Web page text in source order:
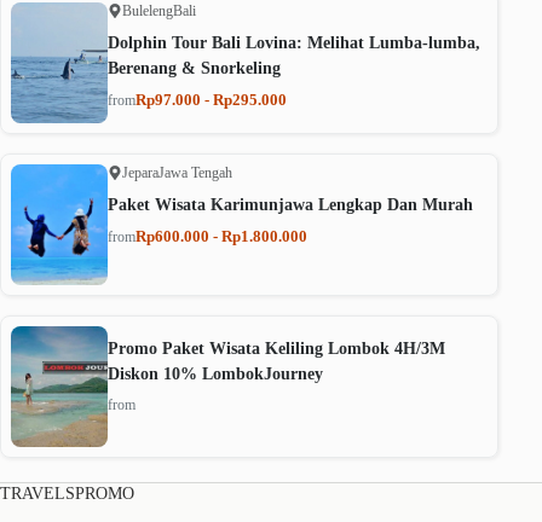
BulelengBali
Dolphin Tour Bali Lovina: Melihat Lumba-lumba,
Berenang & Snorkeling
fromRp97.000 - Rp295.000
JeparaJawa Tengah
Paket Wisata Karimunjawa Lengkap Dan Murah
fromRp600.000 - Rp1.800.000
Promo Paket Wisata Keliling Lombok 4H/3M
Diskon 10% LombokJourney
from
TRAVELSPROMO